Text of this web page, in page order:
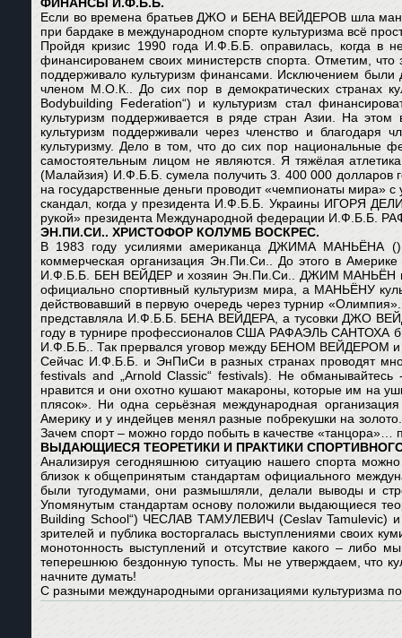
Если во времена братьев ДЖО и БЕНА ВЕЙДЕРОВ шла
при бардаке в международном спорте культуризма всё
Пройдя кризис 1990 года И.Ф.Б.Б. оправилась, когда в
финансированем своих министерств спорта. Отметим,
поддерживало культуризм финансами. Исключением
членом М.О.К.. До сих пор в демократических странах
Bodybuilding Federation“) и культуризм стал
культуризм поддерживается в ряде стран Азии. На
культуризм поддерживали через членство и
культуризму. Дело в том, что до сих пор национальные
самостоятельным лицом не являются. Я тяжёлая
(Малайзия) И.Ф.Б.Б. сумела получить 3. 400 000
на государственные деньги проводит «чемпионаты
скандал, когда у президента И.Ф.Б.Б. Украины ИГОРЯ
рукой» президента Международной федерации
ЭН.ПИ.СИ.. ХРИСТОФОР КОЛУМБ ВОСКРЕС.
В 1983 году усилиями американца ДЖИМА МАНЬЁНА ()
коммерческая организация Эн.Пи.Си.. До этого в
И.Ф.Б.Б. БЕН ВЕЙДЕР и хозяин Эн.Пи.Си.. ДЖИМ МАНЬЁН
официально спортивный культуризм мира, а МАНЬЁНУ
действовавший в первую очередь через турнир
представляла И.Ф.Б.Б. БЕНА ВЕЙДЕРА, а тусовки ДЖО
году в турнире профессионалов США РАФАЭЛЬ САНТОХА
И.Ф.Б.Б.. Так прервался уговор между БЕНОМ
Сейчас И.Ф.Б.Б. и ЭнПиСи в разных странах проводят
festivals and „Arnold Classic“ festivals). Не
нравится и они охотно кушают макароны, которые им на
плясок». Ни одна серьёзная международная
Америку и у индейцев менял разные побрекушки на
Зачем спорт – можно гордо побыть в качестве
ВЫДАЮЩИЕСЯ ТЕОРЕТИКИ И ПРАКТИКИ
Анализируя сегодняшнюю ситуацию нашего спорта можно
близок к общепринятым стандартам официального
были тугодумами, они размышляли, делали выводы и
Упомянутым стандартам основу положили выдающиеся
Building School“) ЧЕСЛАВ ТАМУЛЕВИЧ (Ceslav Tamulevic)
зрителей и публика восторгалась выступлениями своих
монотонность выступлений и отсутствие какого – либо
теперешнюю бездонную тупость. Мы не утверждаем, что
начните думать!
С разными международными организациями культуризма